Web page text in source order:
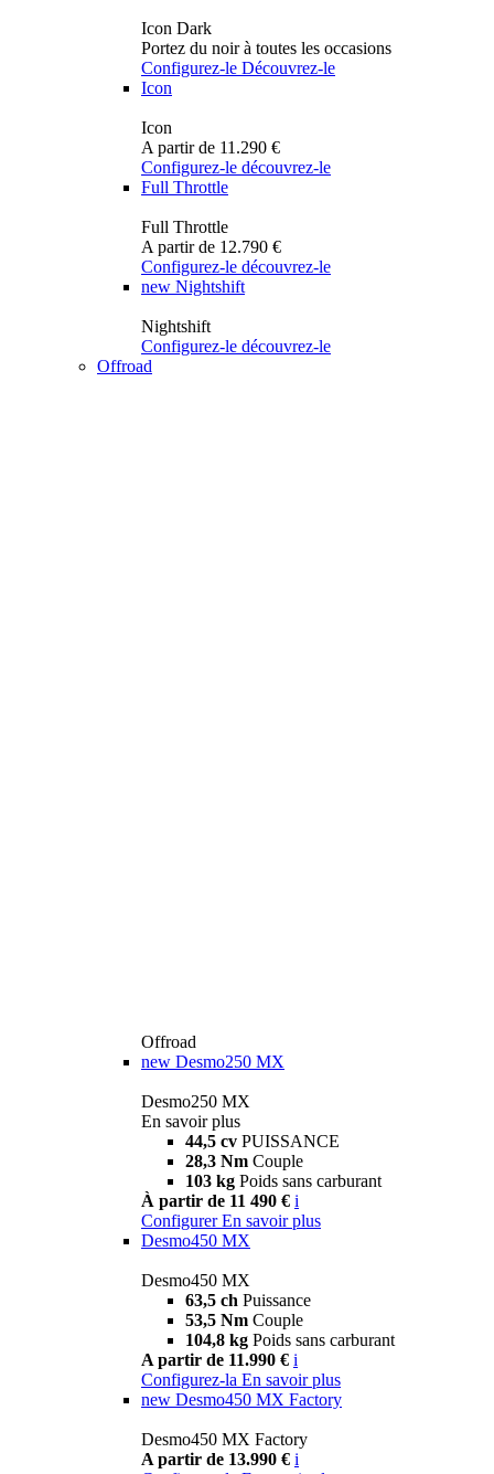
Icon Dark
Portez du noir à toutes les occasions
Configurez-le Découvrez-le
Icon
Icon
A partir de 11.290 €
Configurez-le découvrez-le
Full Throttle
Full Throttle
A partir de 12.790 €
Configurez-le découvrez-le
new Nightshift
Nightshift
Configurez-le découvrez-le
Offroad
Offroad
new Desmo250 MX
Desmo250 MX
En savoir plus
44,5 cv PUISSANCE
28,3 Nm Couple
103 kg Poids sans carburant
À partir de 11 490 € i
Configurer En savoir plus
Desmo450 MX
Desmo450 MX
63,5 ch Puissance
53,5 Nm Couple
104,8 kg Poids sans carburant
A partir de 11.990 € i
Configurez-la En savoir plus
new Desmo450 MX Factory
Desmo450 MX Factory
A partir de 13.990 € i